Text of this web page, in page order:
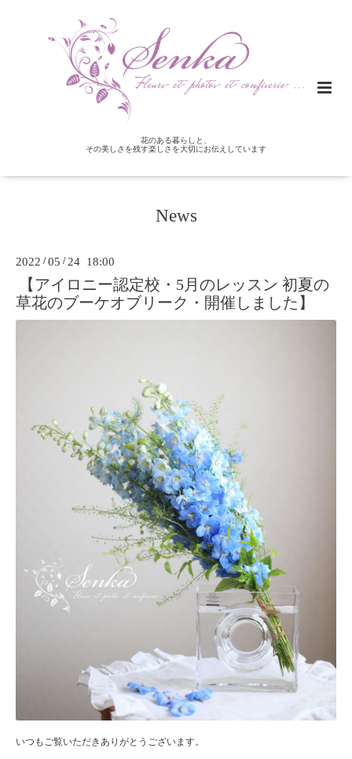
花のある暮らしと、
その美しさを残す楽しさを大切にお伝えしています
News
2022 /05 /24 18:00
【アイロニー認定校・5月のレッスン 初夏の
草花のブーケオブリーク・開催しました】
いつもご覧いただきありがとうございます。